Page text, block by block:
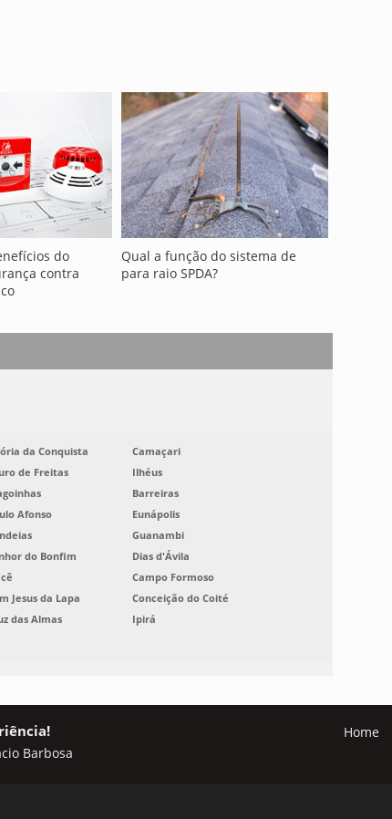
do
contra
Qual a função do sistema de
para raio SPDA?
da Conquista
Camaçari
de Freitas
Ilhéus
Barreiras
Afonso
Eunápolis
Guanambi
do Bonfim
Dias d'Ávila
Campo Formoso
Jesus da Lapa
Conceição do Coité
das Almas
Ipirá
Barbosa
Home